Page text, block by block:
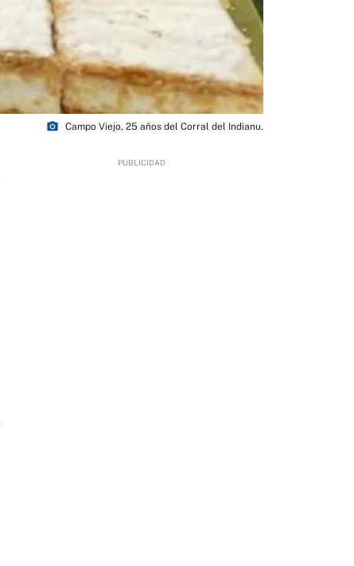
photo_camera Campo Viejo, 25 años del Corral del Indianu.